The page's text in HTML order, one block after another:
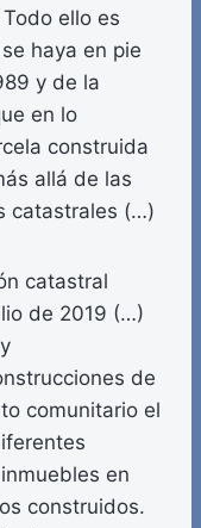
ello es
haya en pie
y de la
en lo
construida
allá de las
catastrales (…)
catastral
de 2019 (…)
de
comunitario el
en
construidos.